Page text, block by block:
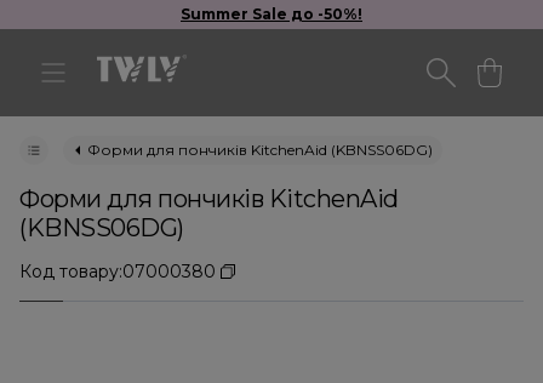
Summer Sale до -50%!
Форми для пончиків KitchenAid (KBNSS06DG)
Форми для пончиків KitchenAid
(KBNSS06DG)
Код товару:07000380